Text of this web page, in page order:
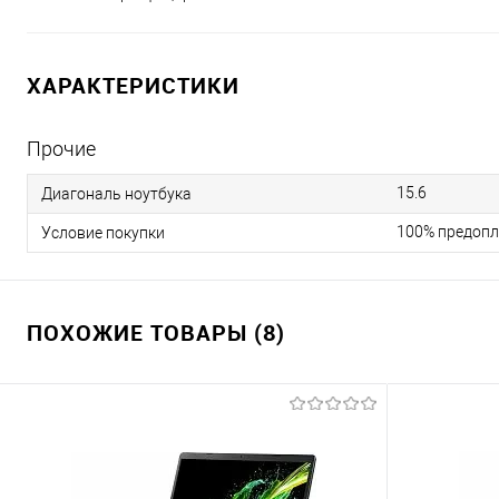
ХАРАКТЕРИСТИКИ
Прочие
Диагональ ноутбука 15.6
Условие покупки 100%
ПОХОЖИЕ ТОВАРЫ (8)